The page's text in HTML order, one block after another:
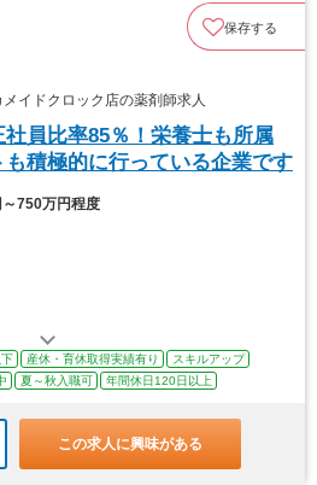
保存する
イドクロック店の薬剤師求人
員比率85％！栄養士も所属
積極的に行っている企業です
～750万円程度
産休・育休取得実績有り
スキルアップ
夏～秋入職可 年間休日120日以上
この求人に興味がある